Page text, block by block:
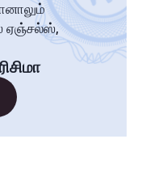
ஏஞ்சல்ஸ்,